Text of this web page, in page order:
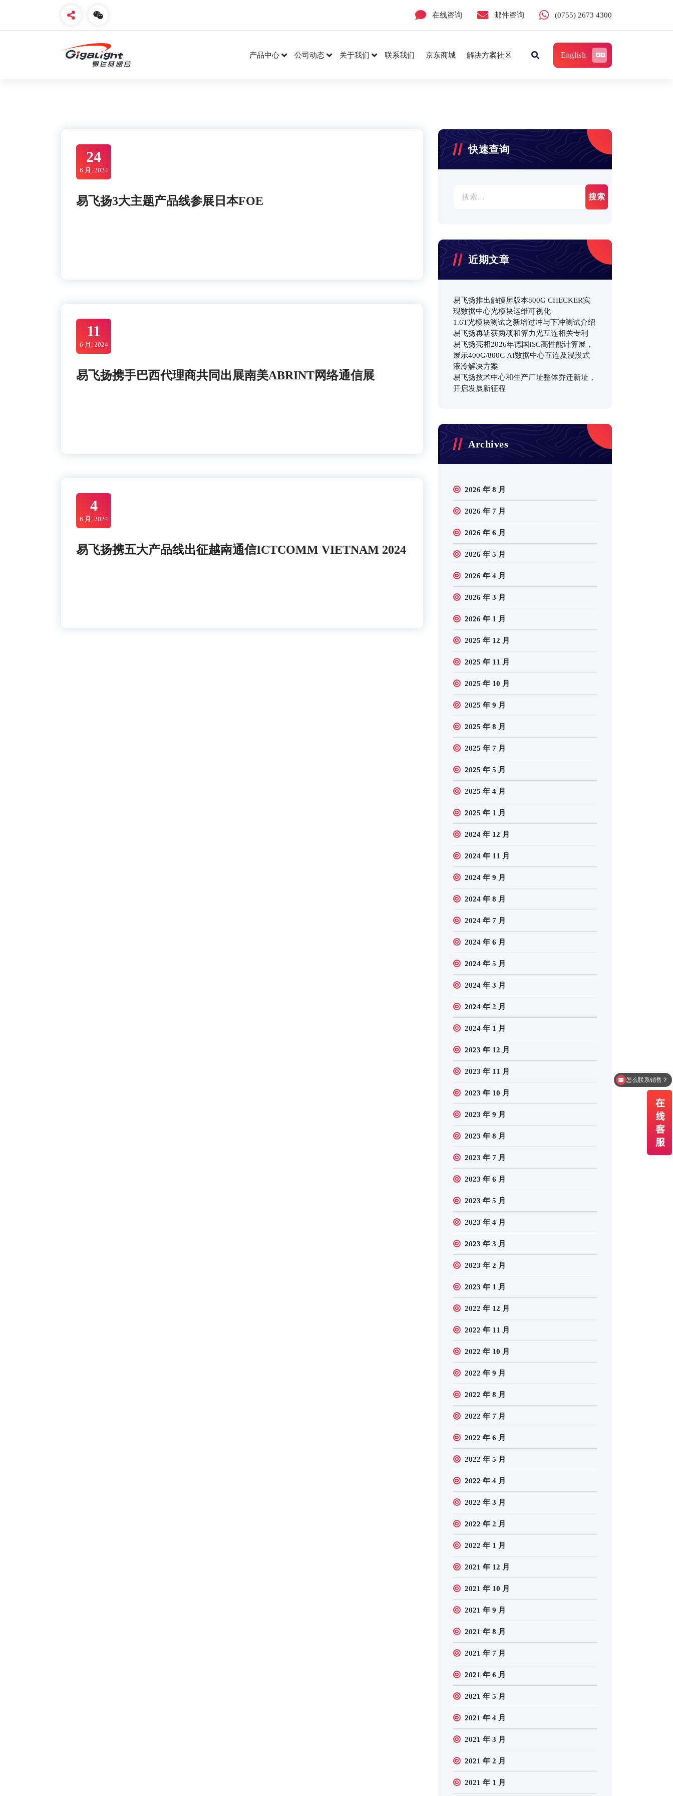
在线咨询 邮件咨询 (0755) 2673 4300
产品中心 公司动态 关于我们 联系我们 京东商城 解决方案社区 English
24
6 月, 2024
易飞扬3大主题产品线参展日本FOE
11
6 月, 2024
易飞扬携手巴西代理商共同出展南美ABRINT网络通信展
4
6 月, 2024
易飞扬携五大产品线出征越南通信ICTCOMM VIETNAM 2024
快速查询
索：
近期文章
易飞扬推出触摸屏版本800G CHECKER实
现数据中心光模块运维可视化
1.6T光模块测试之新增过冲与下冲测试介绍
易飞扬再斩获两项和算力光互连相关专利
易飞扬亮相2026年德国ISC高性能计算展，
展示400G/800G AI数据中心互连及浸没式
液冷解决方案
易飞扬技术中心和生产厂址整体乔迁新址，
开启发展新征程
Archives
2026 年 8 月
2026 年 7 月
2026 年 6 月
2026 年 5 月
2026 年 4 月
2026 年 3 月
2026 年 1 月
2025 年 12 月
2025 年 11 月
2025 年 10 月
2025 年 9 月
2025 年 8 月
2025 年 7 月
2025 年 5 月
2025 年 4 月
2025 年 1 月
2024 年 12 月
2024 年 11 月
2024 年 9 月
2024 年 8 月
2024 年 7 月
2024 年 6 月
2024 年 5 月
2024 年 3 月
2024 年 2 月
2024 年 1 月
2023 年 12 月
2023 年 11 月
2023 年 10 月
2023 年 9 月
2023 年 8 月
2023 年 7 月
2023 年 6 月
2023 年 5 月
2023 年 4 月
2023 年 3 月
2023 年 2 月
2023 年 1 月
2022 年 12 月
2022 年 11 月
2022 年 10 月
2022 年 9 月
2022 年 8 月
2022 年 7 月
2022 年 6 月
2022 年 5 月
2022 年 4 月
2022 年 3 月
2022 年 2 月
2022 年 1 月
2021 年 12 月
2021 年 10 月
2021 年 9 月
2021 年 8 月
2021 年 7 月
2021 年 6 月
2021 年 5 月
2021 年 4 月
2021 年 3 月
2021 年 2 月
2021 年 1 月
这个产品有货吗？